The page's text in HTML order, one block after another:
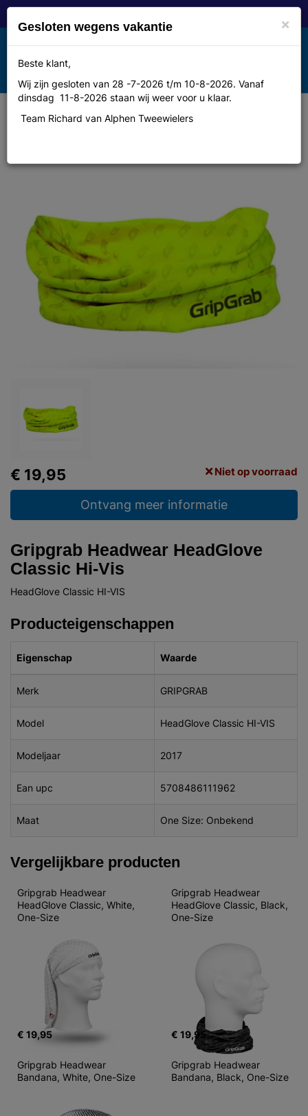
Toggle
navigation
MENU
Gripgrab Headwear HeadGlove
€ 19,95 Niet op voorraad
Ontvang meer informatie
Gripgrab Headwear HeadGlove
Classic Hi-Vis
HeadGlove Classic HI-VIS
Producteigenschappen
Eigenschap Waarde
Merk GRIPGRAB
Model HeadGlove Classic HI-VIS
Modeljaar 2017
Ean upc 5708486111962
Maat One Size: Onbekend
Vergelijkbare producten
Gripgrab Headwear
HeadGlove Classic, White,
One-Size
€ 19,95
Gripgrab Headwear
HeadGlove Classic, Black,
One-Size
€ 19,95
Gripgrab Headwear
Bandana, White, One-Size
Gripgrab Headwear
Bandana, Black, One-Size
×
Gesloten wegens vakantie
Beste klant,
Wij zijn gesloten van 28 -7-2026 t/m 10-8-2026. Vanaf
dinsdag 11-8-2026 staan wij weer voor u klaar.
Team Richard van Alphen Tweewielers